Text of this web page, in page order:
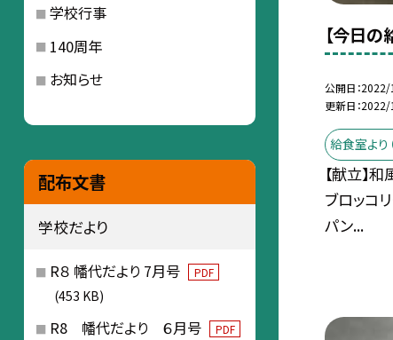
【今日の
公開日 2022/
更新日 2022/
給食室より
【献立】
ブロッコ
パン...
学校行事
140周年
お知らせ
配布文書
学校だより
R８ 幡代だより 7月号 PDF
(453 KB)
R8 幡代だより ６月号 PDF